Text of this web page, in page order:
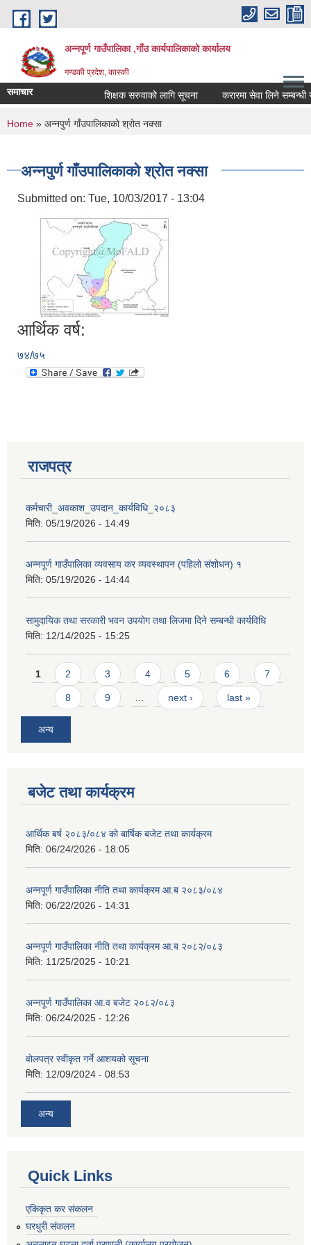
Skip to main content
अन्नपूर्ण गाउँपालिका ,गाँउ कार्यपालिकाको कार्यालय
गण्डकी प्रदेश, कास्की
समाचार शिक्षक सरुवाको लागि सूचना करारमा सेवा लिने सम्बन्धी
You are here
Home » अन्नपुर्ण गाँउपालिकाको श्रोत नक्सा
अन्नपुर्ण गाँउपालिकाको श्रोत नक्सा
Submitted on: Tue, 10/03/2017 - 13:04
आर्थिक वर्ष:
७४/७५
राजपत्र
कर्मचारी_अवकाश_उपदान_कार्यविधि_२०८३
मिति: 05/19/2026 - 14:49
अन्नपूर्ण गाउँपालिका व्यवसाय कर व्यवस्थापन (पहिलो संशोधन) १
मिति: 05/19/2026 - 14:44
सामुदायिक तथा सरकारी भवन उपयोग तथा लिजमा दिने सम्बन्धी कार्यविधि
मिति: 12/14/2025 - 15:25
Pages
1 2 3 4 5 6 7
8 9 next › last »
अन्य
बजेट तथा कार्यक्रम
आर्थिक बर्ष २०८३/०८४ को बार्षिक बजेट तथा कार्यक्रम
मिति: 06/24/2026 - 18:05
अन्नपूर्ण गाउँपालिका नीति तथा कार्यक्रम आ.ब २०८३/०८४
मिति: 06/22/2026 - 14:31
अन्नपूर्ण गाउँपालिका नीति तथा कार्यक्रम आ.ब २०८२/०८३
मिति: 11/25/2025 - 10:21
अन्नपूर्ण गाउँपालिका आ.व बजेट २०८२/०८३
मिति: 06/24/2025 - 12:26
वोलपत्र स्वीकृत गर्ने आशयको सूचना
मिति: 12/09/2024 - 08:53
अन्य
Quick Links
एकिकृत कर संकलन
घरधुरी संकलन